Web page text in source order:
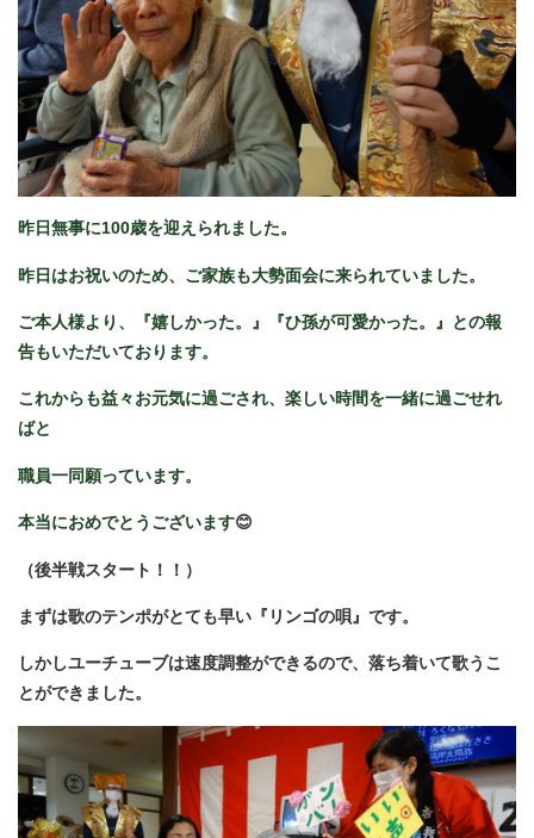
昨日無事に100歳を迎えられました。
昨日はお祝いのため、ご家族も大勢面会に来られていました。
ご本人様より、『嬉しかった。』『ひ孫が可愛かった。』との報
告もいただいております。
これからも益々お元気に過ごされ、楽しい時間を一緒に過ごせれ
ばと
職員一同願っています。
本当におめでとうございます😊
（後半戦スタート！！）
まずは歌のテンポがとても早い『リンゴの唄』です。
しかしユーチューブは速度調整ができるので、落ち着いて歌うこ
とができました。